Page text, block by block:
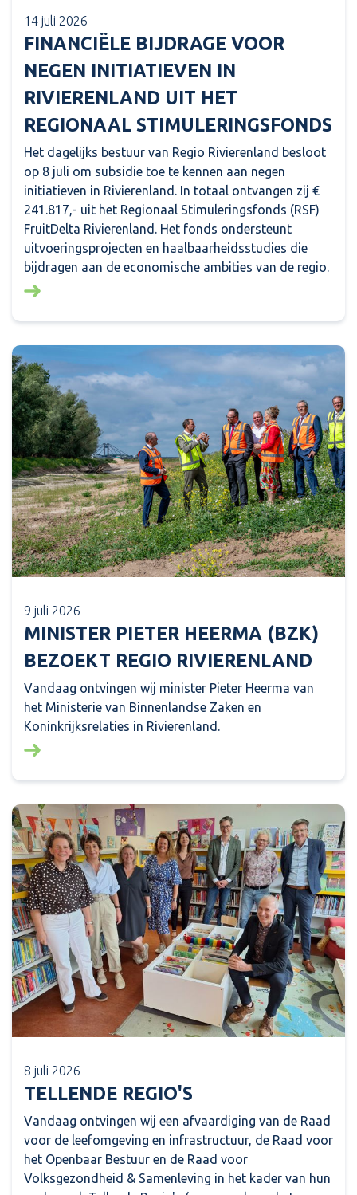
14 juli 2026
FINANCIËLE BIJDRAGE VOOR
NEGEN INITIATIEVEN IN
RIVIERENLAND UIT HET
REGIONAAL STIMULERINGSFONDS
Het dagelijks bestuur van Regio Rivierenland besloot
op 8 juli om subsidie toe te kennen aan negen
initiatieven in Rivierenland. In totaal ontvangen zij €
241.817,- uit het Regionaal Stimuleringsfonds (RSF)
FruitDelta Rivierenland. Het fonds ondersteunt
uitvoeringsprojecten en haalbaarheidsstudies die
bijdragen aan de economische ambities van de regio.
Lees meer over: Financiële bijdrage voor negen
9 juli 2026
MINISTER PIETER HEERMA (BZK)
BEZOEKT REGIO RIVIERENLAND
Vandaag ontvingen wij minister Pieter Heerma van
het Ministerie van Binnenlandse Zaken en
Koninkrijksrelaties in Rivierenland.
Lees meer over: Minister Pieter Heerma (BZK)
8 juli 2026
TELLENDE REGIO'S
Vandaag ontvingen wij een afvaardiging van de Raad
voor de leefomgeving en infrastructuur, de Raad voor
het Openbaar Bestuur en de Raad voor
Volksgezondheid & Samenleving in het kader van hun